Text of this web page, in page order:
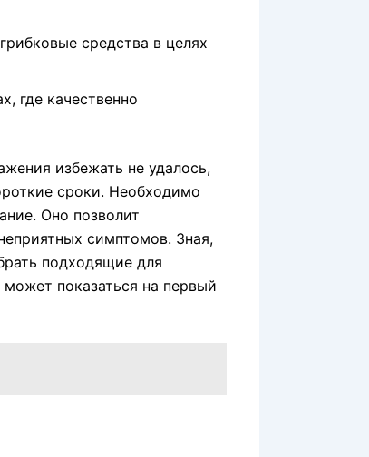
средства в целях
где качественно
избежать не удалось,
сроки. Необходимо
Оно позволит
симптомов. Зная,
подходящие для
показаться на первый